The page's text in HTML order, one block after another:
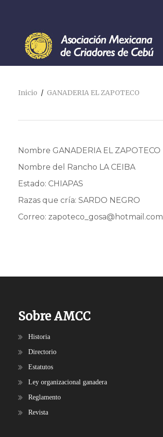
Inicio GANADERIA EL ZAPOTECO
Nombre GANADERIA EL ZAPOTECO
Nombre del Rancho LA CEIBA
Estado: CHIAPAS
Razas que cría: SARDO NEGRO
Correo: zapoteco_gosa@hotmail.com
Sobre AMCC
Historia
Directorio
Estatutos
Ley organizacional ganadera
Reglamento
Revista